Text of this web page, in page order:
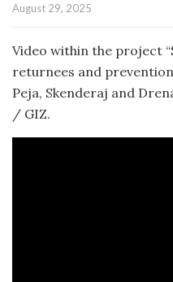
August 29, 2025
Video within the project
returnees and
Peja, Skenderaj and
/ GIZ.